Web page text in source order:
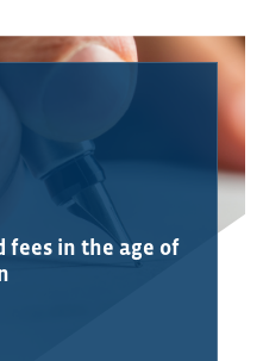
fees in the age of